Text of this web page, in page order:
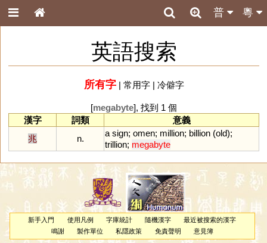
粵
普
英語搜索
所有字| 常用字| 冷僻字
[megabyte], 找到 1 個
漢字
詞類
意義
兆
n.
a sign; omen; million; billion (old);
trillion; megabyte
新手入門 使用凡例 字庫統計 隨機漢字
最近被搜索的漢字
鳴謝
製作單位 私隱政策 免責聲明 意見簿